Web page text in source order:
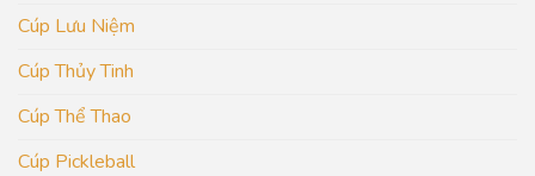
Cúp Lưu Niệm
Cúp Thủy Tinh
Cúp Thể Thao
Cúp Pickleball